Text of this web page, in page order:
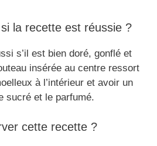
la recette est réussie ?
s’il est bien doré, gonflé et
insérée au centre ressort
à l’intérieur et avoir un
sucré et le parfumé.
cette recette ?